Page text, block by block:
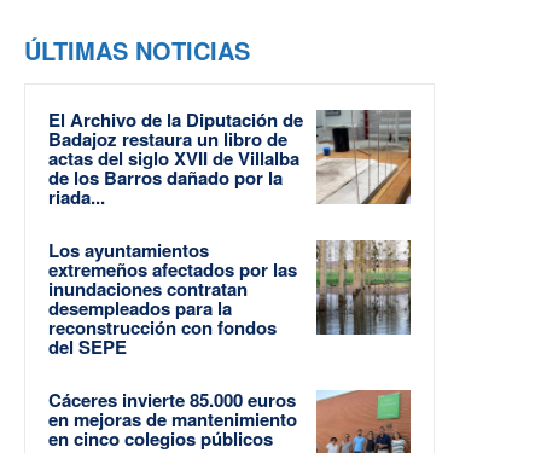
ÚLTIMAS NOTICIAS
El Archivo de la Diputación de
Badajoz restaura un libro de
actas del siglo XVII de Villalba
de los Barros dañado por la
riada...
Los ayuntamientos
extremeños afectados por las
inundaciones contratan
desempleados para la
reconstrucción con fondos
del SEPE
Cáceres invierte 85.000 euros
en mejoras de mantenimiento
en cinco colegios públicos